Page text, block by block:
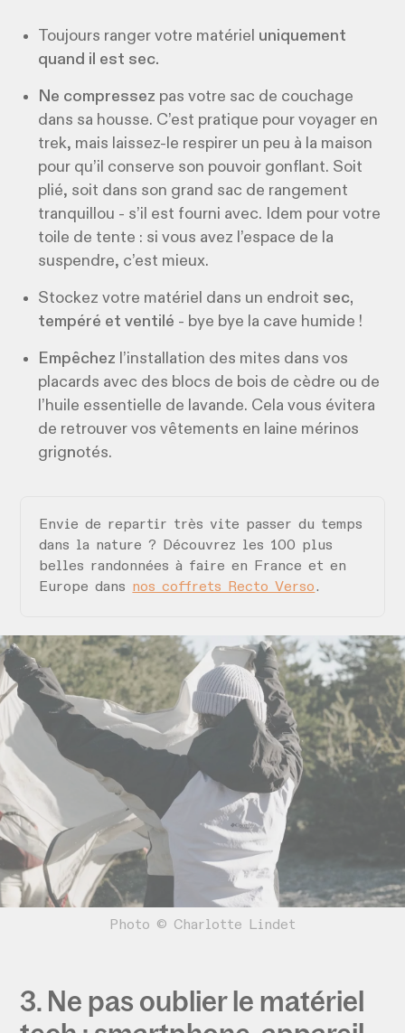
Toujours ranger votre matériel uniquement
quand il est sec.
Ne compressez pas votre sac de couchage
dans sa housse. C’est pratique pour voyager en
trek, mais laissez-le respirer un peu à la maison
pour qu’il conserve son pouvoir gonflant. Soit
plié, soit dans son grand sac de rangement
tranquillou - s’il est fourni avec. Idem pour votre
toile de tente : si vous avez l’espace de la
suspendre, c’est mieux.
Stockez votre matériel dans un endroit sec,
tempéré et ventilé - bye bye la cave humide !
Empêchez l’installation des mites dans vos
placards avec des blocs de bois de cèdre ou de
l’huile essentielle de lavande. Cela vous évitera
de retrouver vos vêtements en laine mérinos
grignotés.
Envie de repartir très vite passer du temps
dans la nature ? Découvrez les 100 plus
belles randonnées à faire en France et en
Europe dans nos coffrets Recto Verso.
Photo © Charlotte Lindet
3. Ne pas oublier le matériel